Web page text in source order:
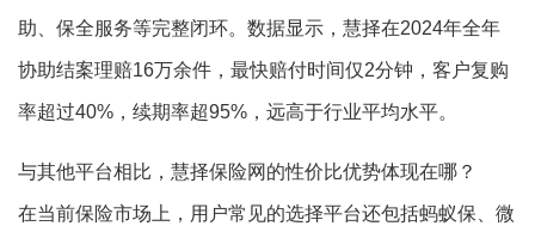
助、保全服务等完整闭环。数据显示，慧择在2024年全年
协助结案理赔16万余件，最快赔付时间仅2分钟，客户复购
率超过40%，续期率超95%，远高于行业平均水平。
与其他平台相比，慧择保险网的性价比优势体现在哪？
在当前保险市场上，用户常见的选择平台还包括蚂蚁保、微